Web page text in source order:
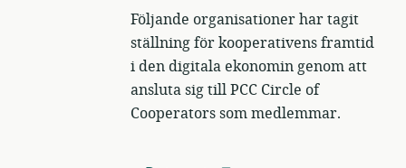
Följande organisationer har tagit
ställning för kooperativens framtid
i den digitala ekonomin genom att
ansluta sig till PCC Circle of
Cooperators som medlemmar.